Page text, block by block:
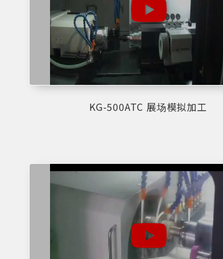
KG-500ATC 展场模拟加工